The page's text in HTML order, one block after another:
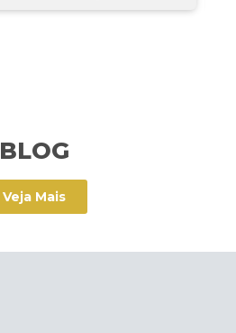
BLOG
Veja Mais